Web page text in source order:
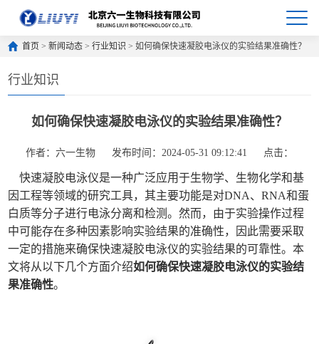
首页 >新闻动态 >行业知识 > 如何确保快速凝胶电泳仪的实验结果准确性？
行业知识
如何确保快速凝胶电泳仪的实验结果准确性？
作者：六一生物 发布时间：2024-05-31 09:12:41 点击：
快速凝胶电泳仪是一种广泛应用于生物学、生物化学和基
因工程等领域的研究工具，其主要功能是对DNA、RNA和蛋
白质等分子进行电泳分离和检测。然而，由于实验操作过程
中可能存在多种因素影响实验结果的准确性，因此需要采取
一定的措施来确保快速凝胶电泳仪的实验结果的可靠性。本
文将从以下几个方面介绍如何确保快速凝胶电泳仪的实验结
果准确性。